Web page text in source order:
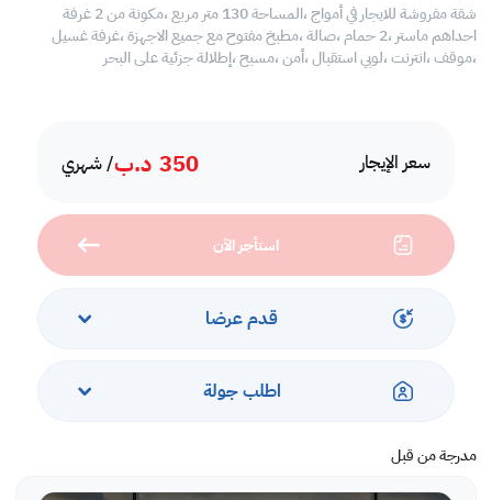
سعر الإيجار 350 د.ب/ شهري
استأجر الآن
قدم عرضا
اطلب جولة
مدرجة من قبل
شقة مفروشة للايجار في أمواج ،المساحة 130 متر مربع ،مكونة من 2 غرفة
احداهم ماستر ،2 حمام ،صالة ،مطبخ مفتوح مع جميع الاجهزة ،غرفة غسيل
،موقف ،انترنت ،لوبي استقبال ،أمن ،مسبح ،إطلالة جزئية على البحر